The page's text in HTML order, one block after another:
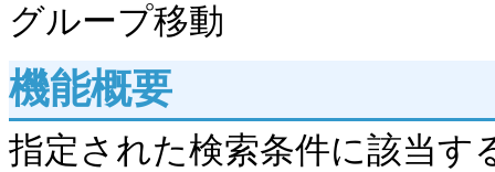
グループ移動
機能概要
指定された検索条件に該当す